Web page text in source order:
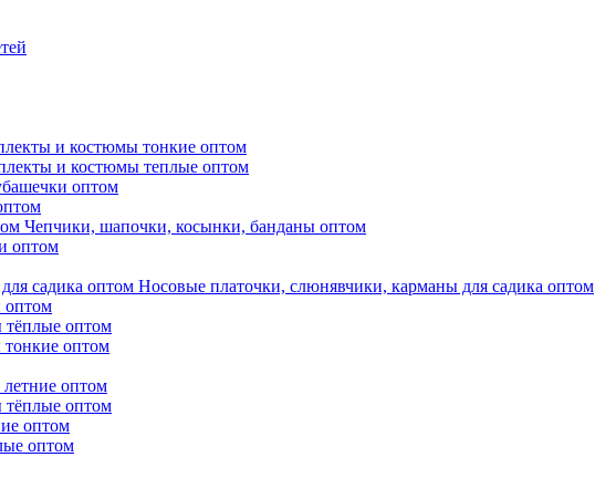
и костюмы тонкие оптом
и костюмы теплые оптом
оптом
Чепчики, шапочки, косынки, банданы оптом
оптом
Носовые платочки, слюнявчики, карманы для садика оптом
оптом
оптом
оптом
оптом
оптом
оптом
оптом